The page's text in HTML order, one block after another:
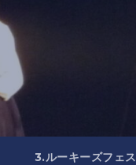
3.ルーキーズフェス